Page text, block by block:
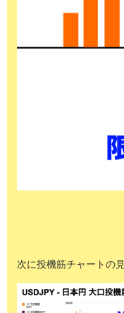
次に投機筋チャートの